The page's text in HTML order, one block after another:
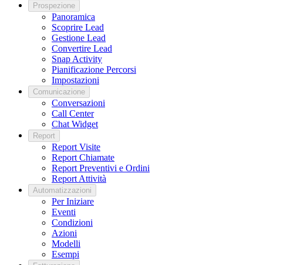
Prospezione
Panoramica
Scoprire Lead
Gestione Lead
Convertire Lead
Snap Activity
Pianificazione Percorsi
Impostazioni
Comunicazione
Conversazioni
Call Center
Chat Widget
Report
Report Visite
Report Chiamate
Report Preventivi e Ordini
Report Attività
Automatizzazioni
Per Iniziare
Eventi
Condizioni
Azioni
Modelli
Esempi